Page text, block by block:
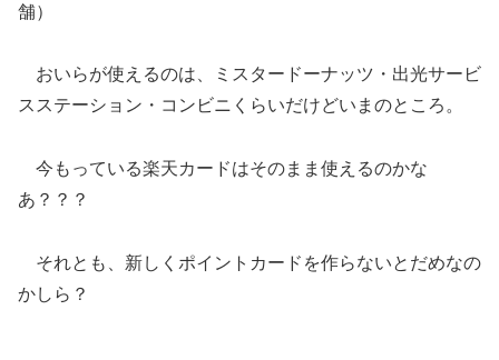
舗）
おいらが使えるのは、ミスタードーナッツ・出光サービ
スステーション・コンビニくらいだけどいまのところ。
今もっている楽天カードはそのまま使えるのかな
あ？？？
それとも、新しくポイントカードを作らないとだめなの
かしら？